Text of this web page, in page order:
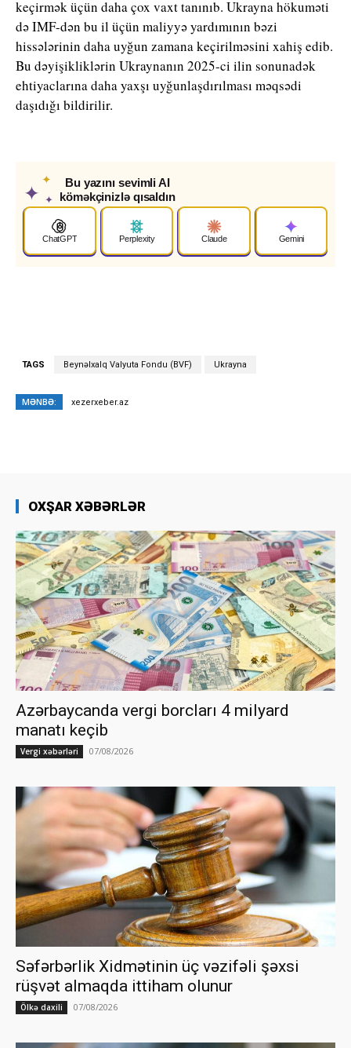
keçirmək üçün daha çox vaxt tanınıb. Ukrayna hökuməti
də IMF-dən bu il üçün maliyyə yardımının bəzi
hissələrinin daha uyğun zamana keçirilməsini xahiş edib.
Bu dəyişikliklərin Ukraynanın 2025-ci ilin sonunadək
ehtiyaclarına daha yaxşı uyğunlaşdırılması məqsədi
daşıdığı bildirilir.
✦
✦
✦
Bu yazını sevimli AI
köməkçinizlə qısaldın
ChatGPT Perplexity Claude Gemini
TAGS Beynəlxalq Valyuta Fondu (BVF) Ukrayna
MƏNBƏ: xezerxeber.az
OXŞAR XƏBƏRLƏR
Azərbaycanda vergi borcları 4 milyard
manatı keçib
Vergi xəbərləri 07/08/2026
Səfərbərlik Xidmətinin üç vəzifəli şəxsi
rüşvət almaqda ittiham olunur
Ölkə daxili 07/08/2026